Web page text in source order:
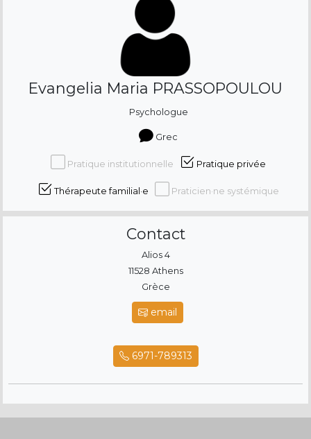
Evangelia Maria PRASSOPOULOU
Psychologue
Grec
Pratique institutionnelle Pratique privée
Thérapeute familial·e Praticien·ne systémique
Contact
Alios 4
11528 Athens
Grèce
email
6971-789313